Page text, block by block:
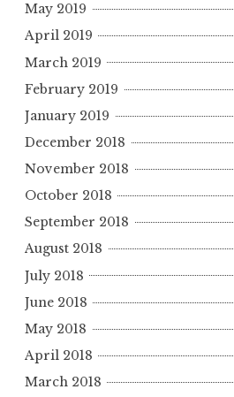
May 2019
April 2019
March 2019
February 2019
January 2019
December 2018
November 2018
October 2018
September 2018
August 2018
July 2018
June 2018
May 2018
April 2018
March 2018